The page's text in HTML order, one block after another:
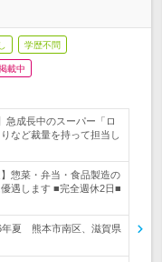
学歴不問
載中
急成長中のスーパー「ロ
など裁量を持って担当し
惣菜・弁当・食品製造の
遇します ■完全週休2日■
年夏 熊本市南区、滋賀県